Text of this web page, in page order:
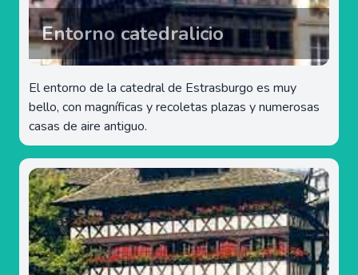
Entorno catedralicio
El entorno de la catedral de Estrasburgo es muy
bello, con magníficas y recoletas plazas y numerosas
casas de aire antiguo.